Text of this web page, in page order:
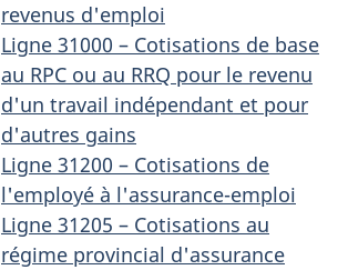
revenus d'emploi
Ligne 31000 – Cotisations de base
au RPC ou au RRQ pour le revenu
d'un travail indépendant et pour
d'autres gains
Ligne 31200 – Cotisations de
l'employé à l'assurance-emploi
Ligne 31205 – Cotisations au
régime provincial d'assurance